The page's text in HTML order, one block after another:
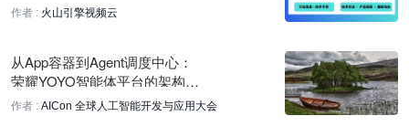
OpenRelay统一多云AI算力，周处理千亿Token
Y Combinator CEO Garry Tan：技能即提示词，无需专门提示
工程
作者 : 火山引擎视频云
从App容器到Agent调度中心：
荣耀YOYO智能体平台的架构演
进与技术实践｜AICon深圳
作者 : AICon 全球人工智能开发与应用大会